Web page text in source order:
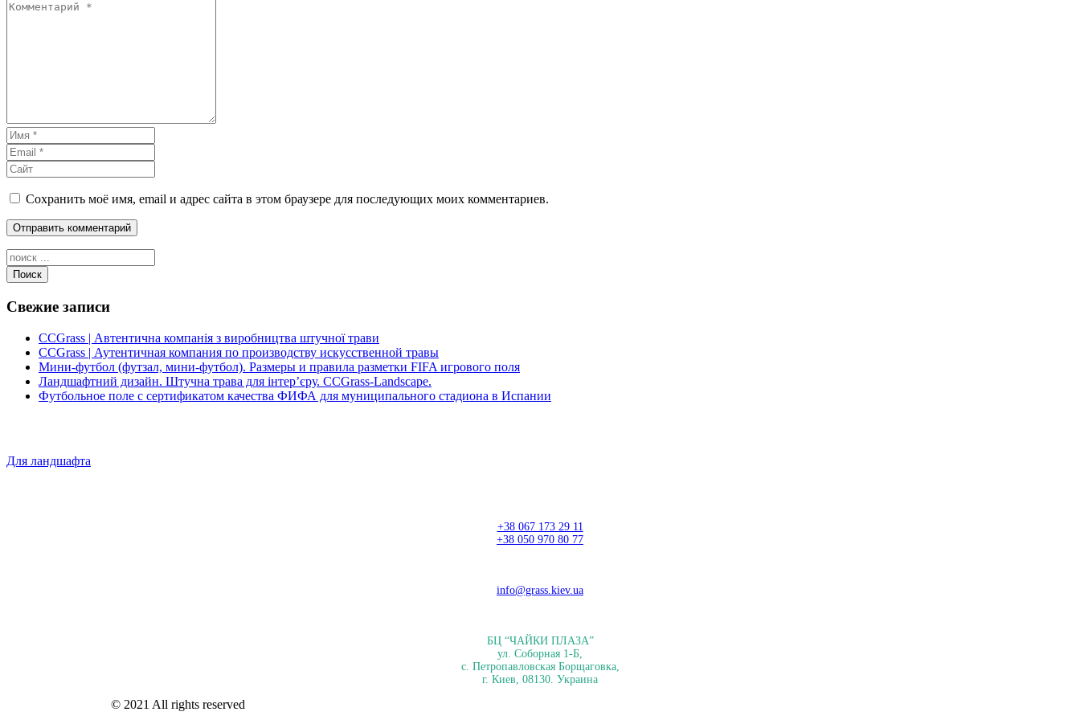
Сохранить моё имя, email и адрес сайта в этом браузере для последующих моих комментариев.
Поиск
Свежие записи
CCGrass | Автентична компанія з виробництва штучної трави
CCGrass | Аутентичная компания по производству искусственной травы
Мини-футбол (футзал, мини-футбол). Размеры и правила разметки FIFA игрового поля
Ландшафтний дизайн. Штучна трава для інтер’єру. CCGrass-Landscape.
Футбольное поле с сертификатом качества ФИФА для муниципального стадиона в Испании
Для ландшафта
+38 067 173 29 11
+38 050 970 80 77
info@grass.kiev.ua
БЦ “ЧАЙКИ ПЛАЗА”
ул. Соборная 1-Б,
с. Петропавловская Борщаговка,
г. Киев, 08130. Украина
© 2021 All rights reserved